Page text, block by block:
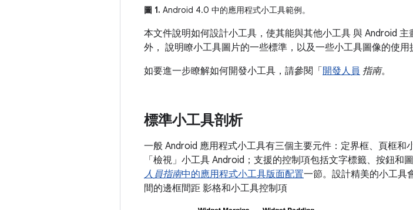
圖 1. Android 4.0 中的應用程式小工具範例。
本文件說明如何設計小工具，使其能與其他小工具 與 Android
外， 說明瞭小工具圖片的一些標準，以及一些小工具圖像的使用
如要進一步瞭解如何開發小工具，請參閱「 開發人員 指南。
標準小工具剖析
一般 Android 應用程式小工具有三個主要元件：定界框、頁框
「檢視」小工具 Android；支援的控制項包括文字標籤、按鈕和
人員指南中的應用程式小工具版面配置一節。設計精美的小工具
間的邊框間距 影格和小工具控制項